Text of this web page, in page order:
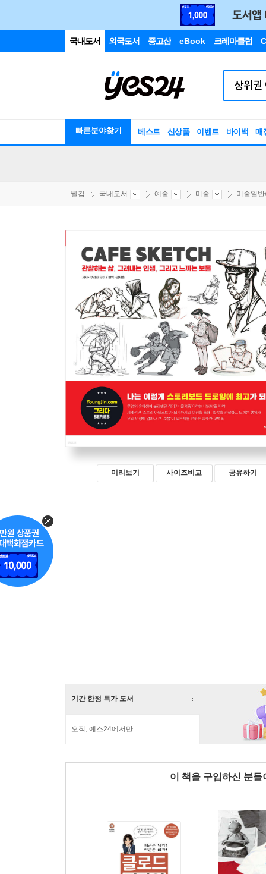
국내도서 외국도서 중고샵 eBook 크레마클럽
빠른분야찾기 베스트 신상품 이벤트 바이백 매
웰컴 국내도서 예술 미술 미술일
미리보기 사이즈비교 공유하기
기간 한정 특가 도서
오직, 예스24에서만
이 책을 구입하신 분